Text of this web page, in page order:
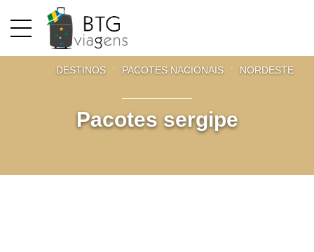
DESTINOS PACOTES NACIONAIS NORDESTE
Pacotes sergipe